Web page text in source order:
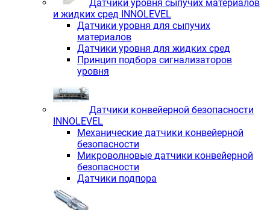
Датчики уровня сыпучих материалов
и жидких сред INNOLEVEL
Датчики уровня для сыпучих
материалов
Датчики уровня для жидких сред
Принцип подбора сигнализаторов
уровня
Датчики конвейерной безопасности
INNOLEVEL
Механические датчики конвейерной
безопасности
Микроволновые датчики конвейерной
безопасности
Датчики подпора